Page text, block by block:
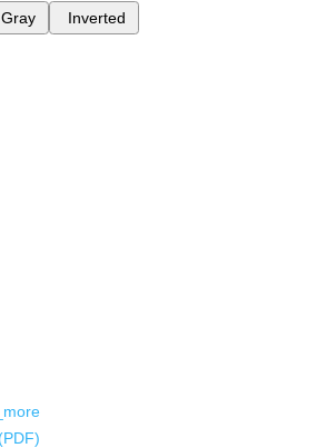
Gray Inverted